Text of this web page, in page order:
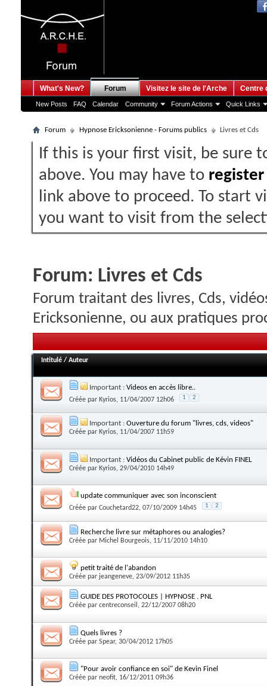
What's New? Forum
New Posts FAQ Calendar Community Forum Actions Quick Links
Visitez le site de l'Arche Centre
Forum Hypnose Ericksonienne - Forums publics Livres et Cds
If this is your first visit, be sure
above. You may have to register
link above to proceed. To start
you want to visit from the
Forum: Livres et Cds
Forum traitant des livres, Cds,
Ericksonienne, ou aux pratiques
Intitulé / Auteur
Important : Videos en accès libre..
Créée par Kyrios, 11/04/2007 12h06 1 2
Important : Ouverture du forum "livres, cds, videos"
Créée par Kyrios, 11/04/2007 11h59
Important : Vidéos du Cabinet public de Kévin FINEL
Créée par Kyrios, 29/04/2010 14h49
update communiquer avec son inconscient
Créée par Couchetard22, 07/10/2009 14h45 1 2
Recherche livre sur métaphores ou analogies?
Créée par Michel Bourgeois, 11/11/2010 14h10
petit traité de l'abandon
Créée par jeangeneve, 23/09/2012 11h35
GUIDE DES PROTOCOLES | HYPNOSE . PNL
Créée par centreconseil , 22/12/2007 08h20
Quels livres ?
Créée par Spear, 30/04/2012 17h05
"Pour avoir confiance en soi" de Kevin Finel
Créée par neofit, 16/12/2011 09h36